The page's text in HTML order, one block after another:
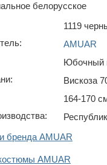
белорусское
1119
AMUAR
Юбочный
Вискоза
164-170
бренда AMUAR
AMUAR